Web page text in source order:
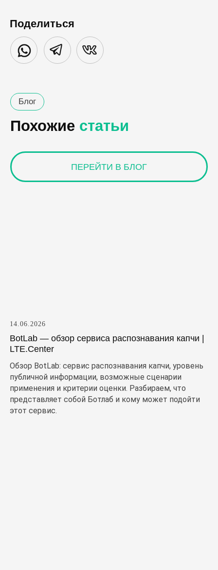
Поделиться
14.06.2026
BotLab — обзор сервиса распознавания капчи |
LTE.Center
Обзор BotLab: сервис распознавания капчи, уровень
публичной информации, возможные сценарии
применения и критерии оценки. Разбираем, что
представляет собой Ботлаб и кому может подойти
этот сервис.